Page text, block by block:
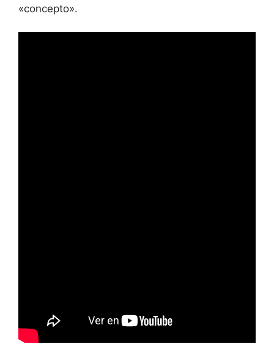
«concepto».